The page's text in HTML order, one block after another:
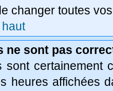
changer toutes
ne sont pas
sont certainement
heures affichées